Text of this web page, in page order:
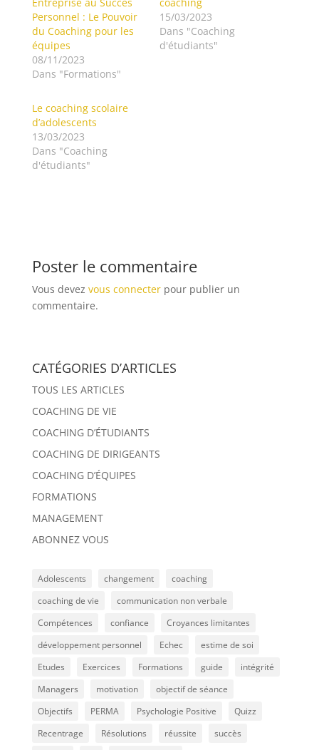
Personnel : Le Pouvoir
du Coaching pour les
équipes
08/11/2023
Dans "Formations"
15/03/2023
Dans "Coaching
d'étudiants"
Le coaching scolaire
d’adolescents
13/03/2023
Dans "Coaching
d'étudiants"
Poster le commentaire
Vous devez vous connecterpour publier un
commentaire.
CATÉGORIES D’ARTICLES
TOUS LES ARTICLES
COACHING DE VIE
COACHING D’ÉTUDIANTS
COACHING DE DIRIGEANTS
COACHING D’ÉQUIPES
FORMATIONS
MANAGEMENT
ABONNEZ VOUS
Adolescents changement
coaching
coaching de vie
communication non verbale
Compétences
confiance
Croyances limitantes
développement personnel
Echec
estime de soi
Etudes
Exercices Formations guide
intégrité
Managers
motivation
objectif de séance
Objectifs
PERMA Psychologie Positive
Quizz
Recentrage
Résolutions réussite
succès